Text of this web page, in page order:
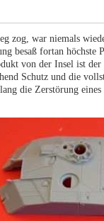
zog, war niemals
besaß fortan
von der Insel ist
Schutz und die
die Zerstörung